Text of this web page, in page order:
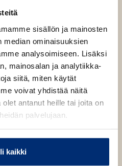
sisällön ja mainosten
median ominaisuuksien
analysoimiseen. Lisäksi
mainosalan ja analytiikka-
siitä, miten käytät
voivat yhdistää näitä
antanut heille tai joita on
palvelujaan.
kaikki